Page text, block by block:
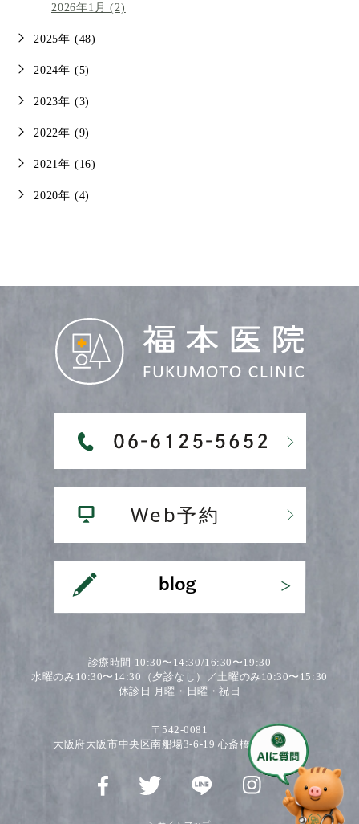
2026年1月 (2)
2025年 (48)
2024年 (5)
2023年 (3)
2022年 (9)
2021年 (16)
2020年 (4)
診療時間 10:30〜14:30/16:30〜19:30
水曜のみ10:30〜14:30（夕診なし）／土曜のみ10:30〜15:30
休診日 月曜・日曜・祝日
〒542-0081
大阪府大阪市中央区南船場3-6-19 心斎橋ワダビル2F